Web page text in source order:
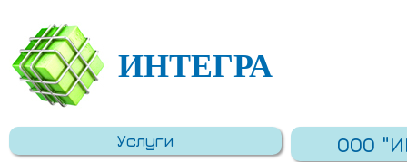
ИНТЕГРА
Услуги ООО